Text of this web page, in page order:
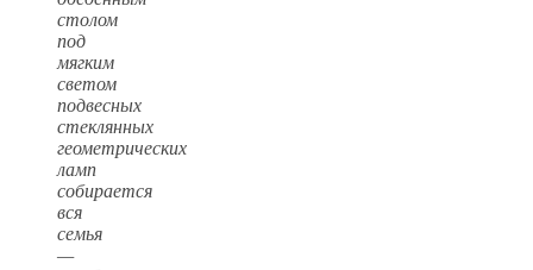
столом
под
мягким
светом
подвесных
стеклянных
геометрических
ламп
собирается
вся
семья
—